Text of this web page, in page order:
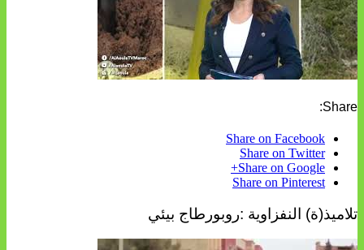
Share:
Share on Facebook
Share on Twitter
Share on Google+
Share on Pinterest
تلاميذ(ة) النفزاوية :روبورطاج بيئي